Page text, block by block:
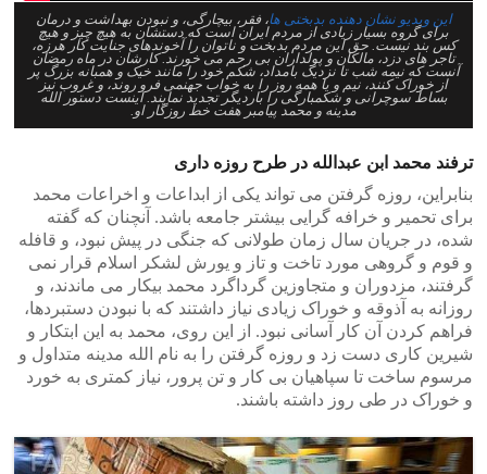
این ویدیو نشان دهنده بدبختی ها، فقر، بیچارگی، و نبودن بهداشت و درمان
برای گروه بسیار زیادی از مردم ایران است که دستشان به هیچ چیز و هیچ
کس بند نیست. حق این مردم بدبخت و ناتوان را آخوندهای جنایت کار هرزه،
تاجر های دزد، مالکان و پولداران بی رحم می خورند. کارشان در ماه رمضان
آنست که نیمه شب تا نزدیک بامداد، شکم خود را مانند خیک و همبانه بزرگ پر
از خوراک کنند، نیم و یا همه روز را به خواب جهنمی فرو روند، و غروب نیز
بساط سوچرانی و شکمبارگی را باردیگر تجدید نمایند. اینست دستور الله
مدینه و محمد پیامبر هفت خط روزگار او.
ترفند محمد ابن عبدالله در طرح روزه داری
بنابراین، روزه گرفتن می تواند یکی از ابداعات و اخراعات محمد
برای تحمیر و خرافه گرایی بیشتر جامعه باشد. آنچنان که گفته
شده، در جریان سال زمان طولانی که جنگی در پیش نبود، و قافله
و قوم و گروهی مورد تاخت و تاز و یورش لشکر اسلام قرار نمی
گرفتند، مزدوران و متجاوزین گرداگرد محمد بیکار می ماندند، و
روزانه به آذوقه و خوراک زیادی نیاز داشتند که با نبودن دستبردها،
فراهم کردن آن کار آسانی نبود. از این روی، محمد به این ابتکار و
شیرین کاری دست زد و روزه گرفتن را به نام الله مدینه متداول و
مرسوم ساخت تا سپاهیان بی کار و تن پرور، نیاز کمتری به خورد
و خوراک در طی روز داشته باشند.